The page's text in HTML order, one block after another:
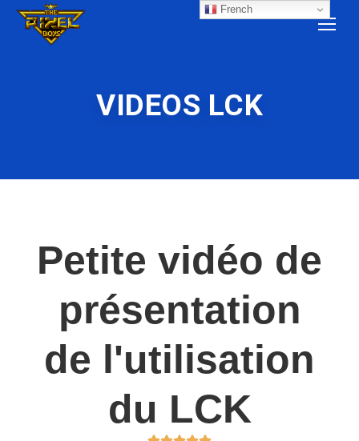
VIDEOS LCK
Petite vidéo de
présentation
de l'utilisation
du LCK
French